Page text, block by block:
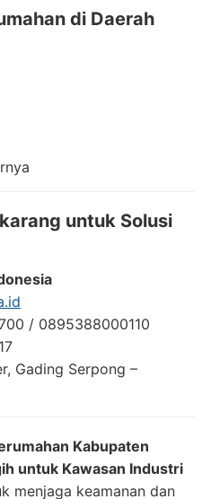
di Daerah
untuk Solusi
/ 0895388000110
Gading Serpong –
Kabupaten
untuk Kawasan Industri
menjaga keamanan dan